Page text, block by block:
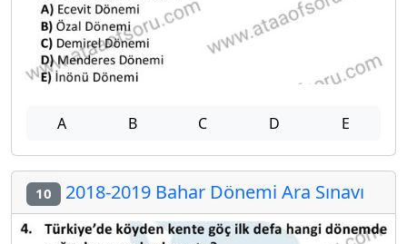
A B C D E
10 2018-2019 Bahar Dönemi Ara Sınavı